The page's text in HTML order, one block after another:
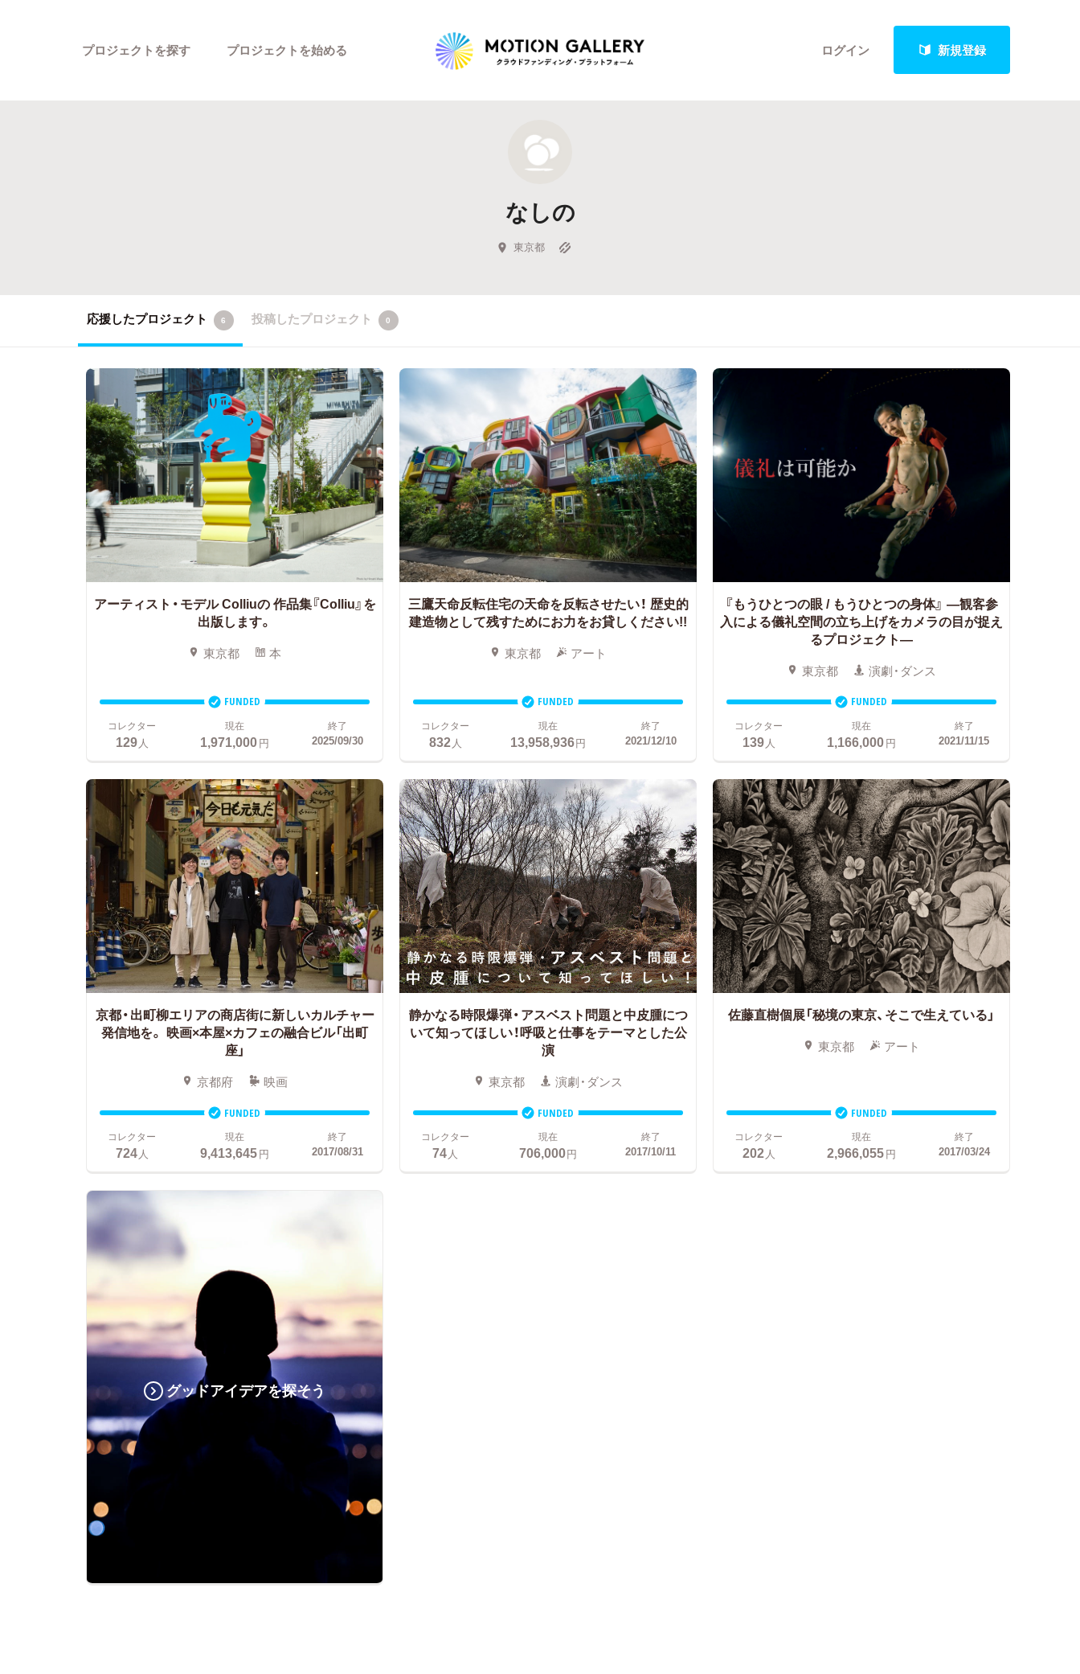
ログイン 新規登録
プロジェクトを探す
新着プロジェクト
Feature
キュレーターから探す
プロジェクトを始める
なしの
東京都
応援したプロジェクト 6 投稿したプロジェクト 0
アーティスト・モデル Colliuの作品集『Colliu』を
出版します。
東京都 本
FUNDED
コレクター
129人
現在
1,971,000円
終了
2025/09/30
三鷹天命反転住宅の天命を反転させたい！ 歴史的
建造物として残すためにお力をお貸しください!!
東京都 アート
FUNDED
コレクター
832人
現在
13,958,936円
終了
2021/12/10
『もうひとつの眼 / もうひとつの身体』 ―観客参
入による儀礼空間の立ち上げをカメラの目が捉え
るプロジェクト―
東京都 演劇・ダンス
FUNDED
コレクター
139人
現在
1,166,000円
終了
2021/11/15
京都・出町柳エリアの商店街に新しいカルチャー
発信地を。 映画×本屋×カフェの融合ビル「出町
座」
京都府 映画
FUNDED
コレクター
724人
現在
9,413,645円
終了
2017/08/31
静かなる時限爆弾・アスベスト問題と中皮腫につ
いて知ってほしい！呼吸と仕事をテーマとした公
演
東京都 演劇・ダンス
FUNDED
コレクター
74人
現在
706,000円
終了
2017/10/11
佐藤直樹個展「秘境の東京、そこで生えている」
東京都 アート
FUNDED
コレクター
202人
現在
2,966,055円
終了
2017/03/24
グッドアイデアを探そう